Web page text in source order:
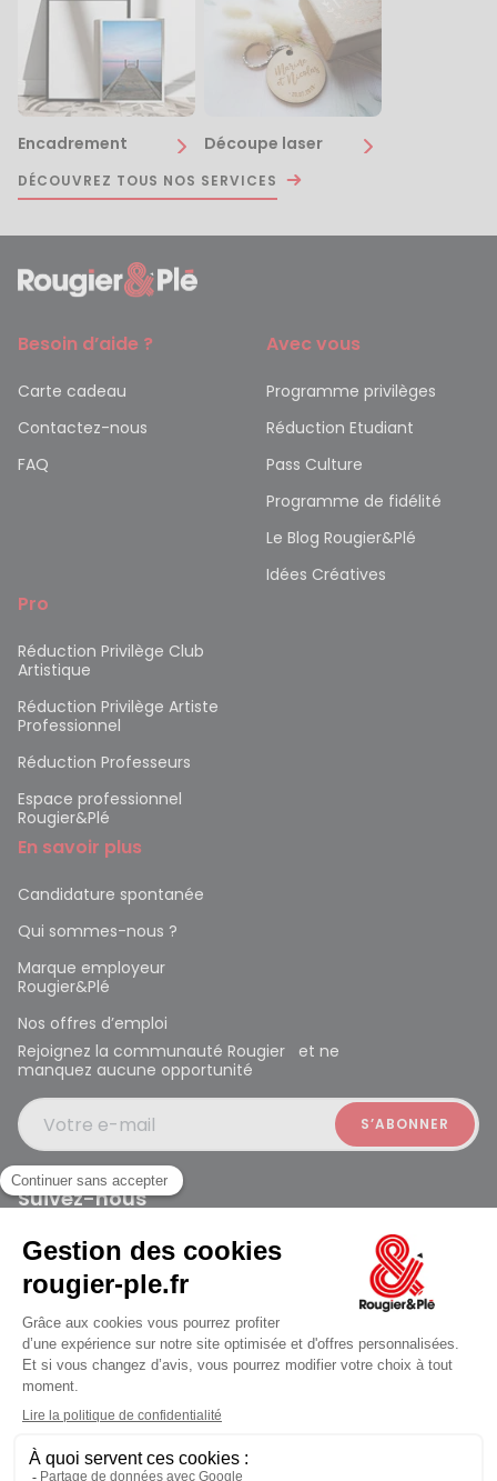
Encadrement Découpe laser
DÉCOUVREZ TOUS NOS SERVICES
Besoin d’aide ?
Carte cadeau
Contactez-nous
FAQ
Avec vous
Programme privilèges
Réduction Etudiant
Pass Culture
Programme de fidélité
Le Blog Rougier&Plé
Idées Créatives
Pro
Réduction Privilège Club
Artistique
Réduction Privilège Artiste
Professionnel
Réduction Professeurs
Espace professionnel
Rougier&Plé
En savoir plus
Candidature spontanée
Qui sommes-nous ?
Marque employeur
Rougier&Plé
Nos offres d’emploi
Rejoignez la communauté Rougier et ne
manquez aucune opportunité
Votre e-mail
Suivez-nous
Rougier et Plé 2024 Copyright
Mentions légales
Conditions générales des ventes